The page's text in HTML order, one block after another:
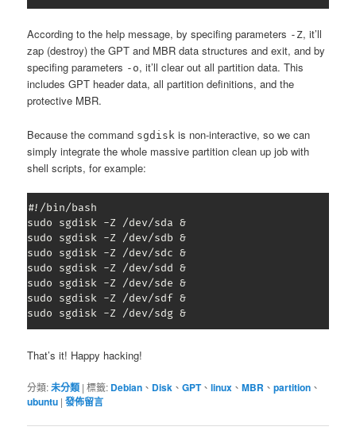
According to the help message, by specifing parameters -Z, it’ll
zap (destroy) the GPT and MBR data structures and exit, and by
specifing parameters -o, it’ll clear out all partition data. This
includes GPT header data, all partition definitions, and the
protective MBR.
Because the command sgdisk is non-interactive, so we can
simply integrate the whole massive partition clean up job with
shell scripts, for example:
#!/bin/bash
sudo sgdisk -Z /dev/sda &
sudo sgdisk -Z /dev/sdb &
sudo sgdisk -Z /dev/sdc &
sudo sgdisk -Z /dev/sdd &
sudo sgdisk -Z /dev/sde &
sudo sgdisk -Z /dev/sdf &
sudo sgdisk -Z /dev/sdg &
That’s it! Happy hacking!
分類:未分類 |標籤: Debian 、 Disk 、GPT、linux 、MBR 、partition 、
ubuntu |發佈留言